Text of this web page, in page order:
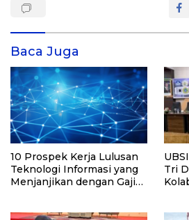
Baca Juga
10 Prospek Kerja Lulusan
Teknologi Informasi yang
Menjanjikan dengan Gaji
Tri